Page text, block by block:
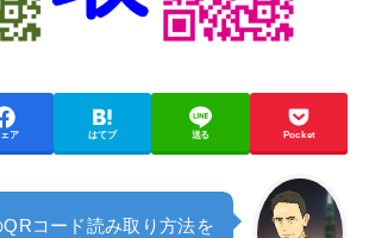
ア はてブ 送る Pocket
コード読み取り方法を